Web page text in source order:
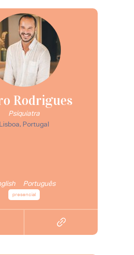
Rodrigues
Psiquiatra
Lisboa, Portugal
Português
presencial